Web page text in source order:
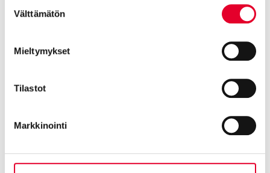
valinta
Välttämätön
Mieltymykset
Tilastot
Markkinointi
Kaski asennus - yrityksen käyntikortti